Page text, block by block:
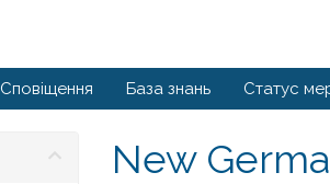
Сповіщення База знань Статус
New